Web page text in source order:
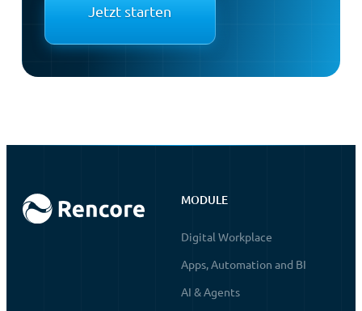
Jetzt starten
MODULE
Digital Workplace
Apps, Automation and BI
AI & Agents